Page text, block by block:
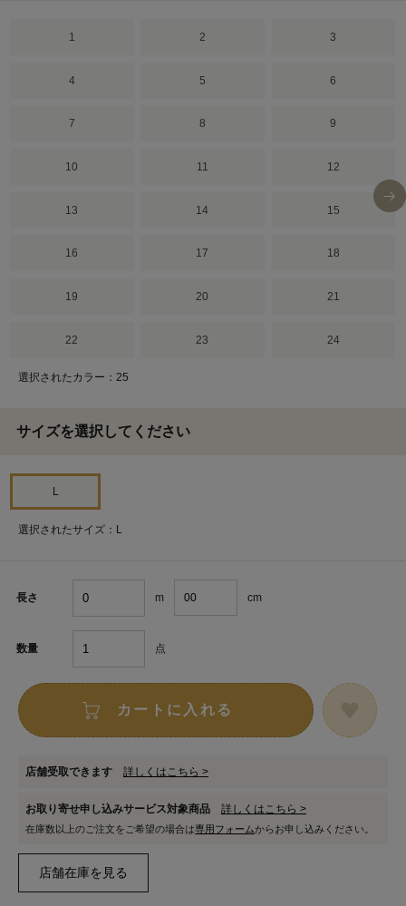
1 2 3
4 5 6
7 8 9
10 11 12
13 14 15
16 17 18
19 20 21
22 23 24
選択されたカラー：25
サイズを選択してください
L
選択されたサイズ：L
長さ m cm
数量 点
カートに入れる
店舗受取できます 詳しくはこちら >
お取り寄せ申し込みサービス対象商品 詳しくはこちら >
在庫数以上のご注文をご希望の場合は専用フォームからお申し込みください。